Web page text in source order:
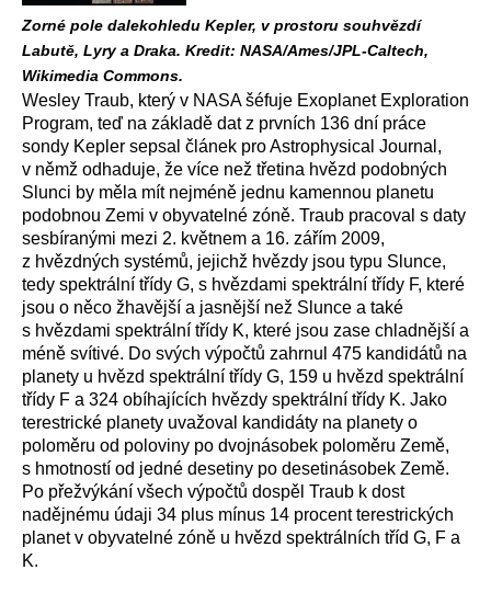
Zorné pole dalekohledu Kepler, v prostoru souhvězdí
Labutě, Lyry a Draka. Kredit: NASA/Ames/JPL-Caltech,
Wikimedia Commons.
Wesley Traub, který v NASA šéfuje Exoplanet Exploration
Program, teď na základě dat z prvních 136 dní práce
sondy Kepler sepsal článek pro Astrophysical Journal,
v němž odhaduje, že více než třetina hvězd podobných
Slunci by měla mít nejméně jednu kamennou planetu
podobnou Zemi v obyvatelné zóně. Traub pracoval s daty
sesbíranými mezi 2. květnem a 16. zářím 2009,
z hvězdných systémů, jejichž hvězdy jsou typu Slunce,
tedy spektrální třídy G, s hvězdami spektrální třídy F, které
jsou o něco žhavější a jasnější než Slunce a také
s hvězdami spektrální třídy K, které jsou zase chladnější a
méně svítivé. Do svých výpočtů zahrnul 475 kandidátů na
planety u hvězd spektrální třídy G, 159 u hvězd spektrální
třídy F a 324 obíhajících hvězdy spektrální třídy K. Jako
terestrické planety uvažoval kandidáty na planety o
poloměru od poloviny po dvojnásobek poloměru Země,
s hmotností od jedné desetiny po desetinásobek Země.
Po přežvýkání všech výpočtů dospěl Traub k dost
nadějnému údaji 34 plus mínus 14 procent terestrických
planet v obyvatelné zóně u hvězd spektrálních tříd G, F a
K.